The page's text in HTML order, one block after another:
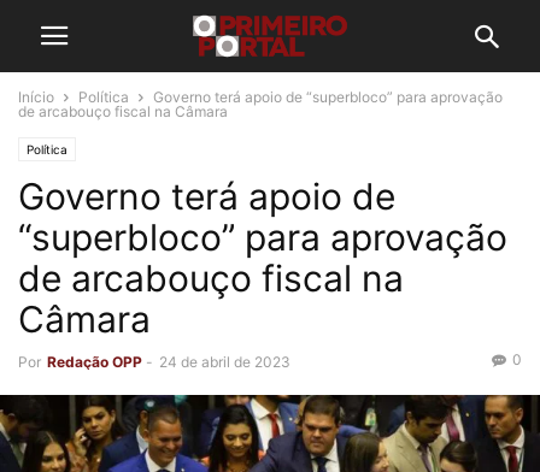
Início Política
Governo terá apoio de “superbloco” para aprovação
de arcabouço fiscal na Câmara
Política
Governo terá apoio de
“superbloco” para aprovação
de arcabouço fiscal na
Câmara
Por Redação OPP - 24 de abril de 2023 0